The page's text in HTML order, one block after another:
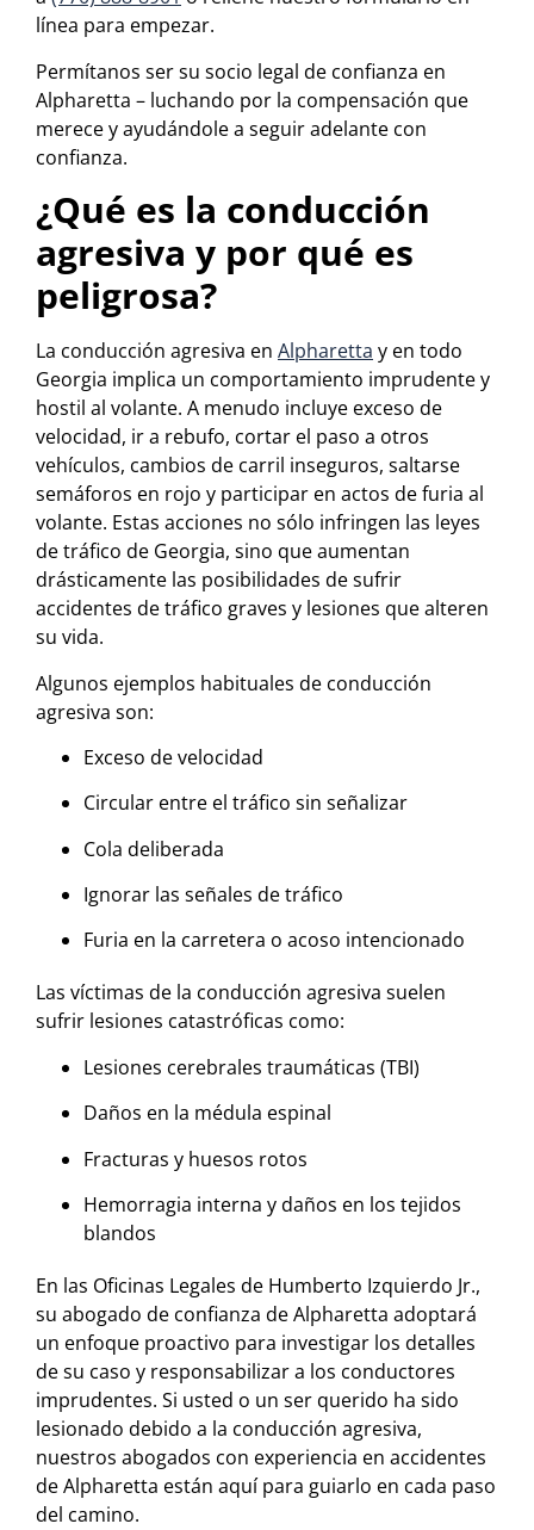
línea para empezar.
Permítanos ser su socio legal de confianza en
Alpharetta – luchando por la compensación que
merece y ayudándole a seguir adelante con
confianza.
¿Qué es la conducción
agresiva y por qué es
peligrosa?
La conducción agresiva en Alpharetta y en todo
Georgia implica un comportamiento imprudente y
hostil al volante. A menudo incluye exceso de
velocidad, ir a rebufo, cortar el paso a otros
vehículos, cambios de carril inseguros, saltarse
semáforos en rojo y participar en actos de furia al
volante. Estas acciones no sólo infringen las leyes
de tráfico de Georgia, sino que aumentan
drásticamente las posibilidades de sufrir
accidentes de tráfico graves y lesiones que alteren
su vida.
Algunos ejemplos habituales de conducción
agresiva son:
Exceso de velocidad
Circular entre el tráfico sin señalizar
Cola deliberada
Ignorar las señales de tráfico
Furia en la carretera o acoso intencionado
Las víctimas de la conducción agresiva suelen
sufrir lesiones catastróficas como:
Lesiones cerebrales traumáticas (TBI)
Daños en la médula espinal
Fracturas y huesos rotos
Hemorragia interna y daños en los tejidos
blandos
En las Oficinas Legales de Humberto Izquierdo Jr.,
su abogado de confianza de Alpharetta adoptará
un enfoque proactivo para investigar los detalles
de su caso y responsabilizar a los conductores
imprudentes. Si usted o un ser querido ha sido
lesionado debido a la conducción agresiva,
nuestros abogados con experiencia en accidentes
de Alpharetta están aquí para guiarlo en cada paso
del camino.